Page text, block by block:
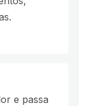
e passa